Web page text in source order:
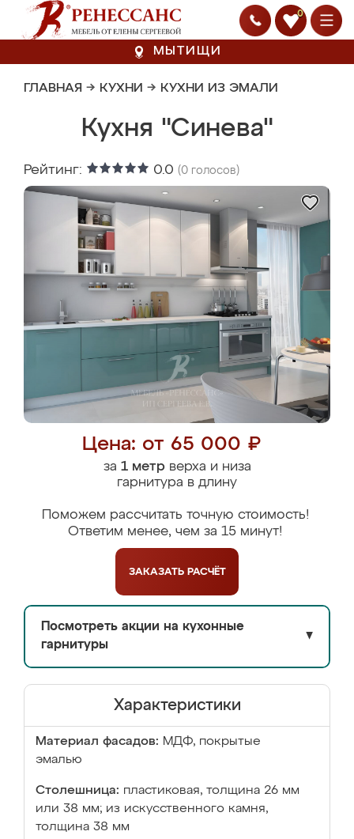
0
МЫТИЩИ
ГЛАВНАЯ → КУХНИ → КУХНИ ИЗ ЭМАЛИ
Кухня "Синева"
Рейтинг: 0.0 (0 голосов)
Цена: от 65 000 ₽
за 1 метрверха и низа
гарнитура в длину
Поможем рассчитать точную стоимость!
Ответим менее, чем за 15 минут!
ЗАКАЗАТЬ РАСЧЁТ
Посмотреть акции на кухонные
гарнитуры
▼
Характеристики
Материал фасадов: МДФ, покрытые
эмалью
Столешница: пластиковая, толщина 26 мм
или 38 мм; из искусственного камня,
толщина 38 мм